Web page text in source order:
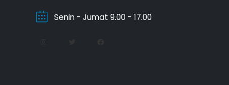
Senin - Jumat 9.00 - 17.00